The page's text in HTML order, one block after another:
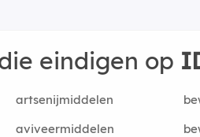
eindigen op
artsenijmiddelen
aviveermiddelen